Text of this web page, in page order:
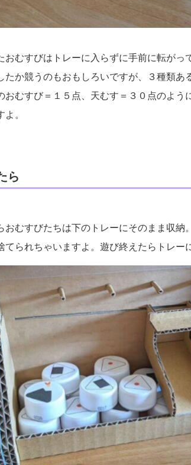
おむすびはトレーに入らずに手前に転がっ
たか競うのもおもしろいですが、３種類あ
おむすび＝１５点、天むす＝３０点のよう
よ。
ら
おむすびたちは下のトレーにそのまま収納
てられちゃいますよ。遊び終えたらトレー